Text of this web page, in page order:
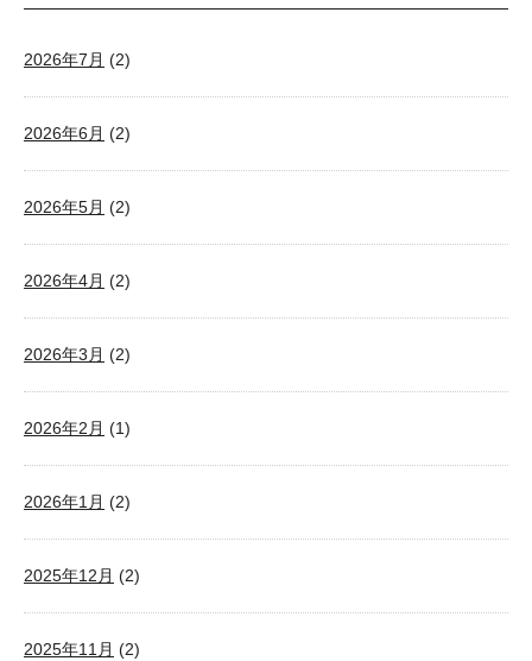
2026年7月 (2)
2026年6月 (2)
2026年5月 (2)
2026年4月 (2)
2026年3月 (2)
2026年2月 (1)
2026年1月 (2)
2025年12月 (2)
2025年11月 (2)